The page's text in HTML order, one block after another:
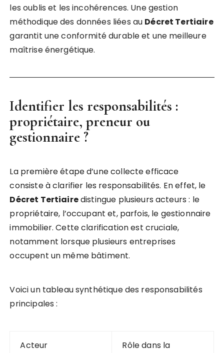
les oublis et les incohérences. Une gestion
méthodique des données liées au Décret Tertiaire
garantit une conformité durable et une meilleure
maîtrise énergétique.
Identifier les responsabilités :
propriétaire, preneur ou
gestionnaire ?
La première étape d’une collecte efficace
consiste à clarifier les responsabilités. En effet, le
Décret Tertiairedistingue plusieurs acteurs : le
propriétaire, l’occupant et, parfois, le gestionnaire
immobilier. Cette clarification est cruciale,
notamment lorsque plusieurs entreprises
occupent un même bâtiment.
Voici un tableau synthétique des responsabilités
principales :
Acteur
Rôle dans la